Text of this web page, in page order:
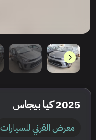
2025 كيا بيجاس
معرض القرني للسيارات